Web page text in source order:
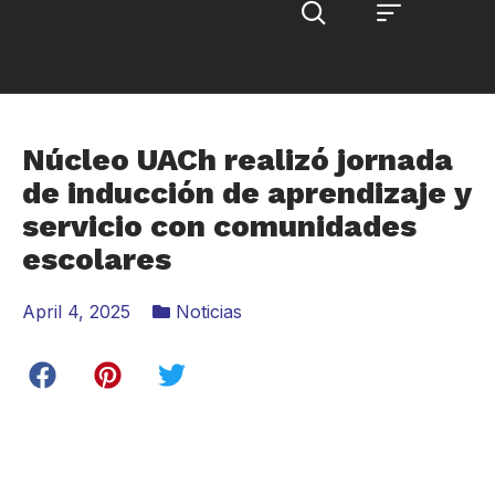
Núcleo UACh realizó jornada
de inducción de aprendizaje y
servicio con comunidades
escolares
April 4, 2025 Noticias